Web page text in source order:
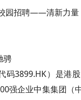
园招聘——清新力量
骋
码3899.HK）是港
强企业中集集团（